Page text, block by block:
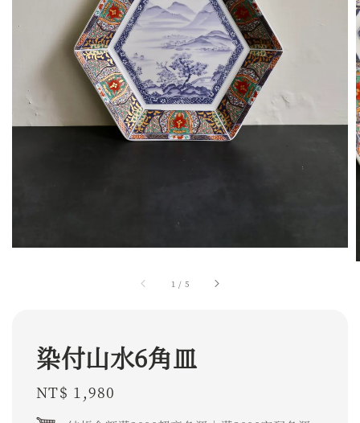
1 / 5
染付山水6角皿
Regular
price
NT$ 1,980